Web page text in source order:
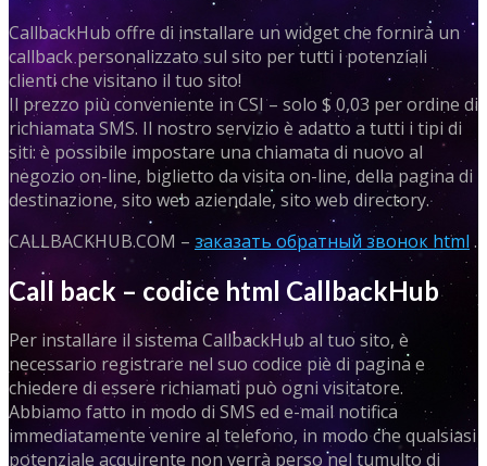
CallbackHub offre di installare un widget che fornirà un
callback personalizzato sul sito per tutti i potenziali
clienti che visitano il tuo sito!
Il prezzo più conveniente in CSI – solo $ 0,03 per ordine di
richiamata SMS. Il nostro servizio è adatto a tutti i tipi di
siti: è possibile impostare una chiamata di nuovo al
negozio on-line, biglietto da visita on-line, della pagina di
destinazione, sito web aziendale, sito web directory.
CALLBACKHUB.COM – заказать обратный звонок html .
Call back – codice html CallbackHub
Per installare il sistema CallbackHub al tuo sito, è
necessario registrare nel suo codice piè di pagina e
chiedere di essere richiamati può ogni visitatore.
Abbiamo fatto in modo di SMS ed e-mail notifica
immediatamente venire al telefono, in modo che qualsiasi
potenziale acquirente non verrà perso nel tumulto di